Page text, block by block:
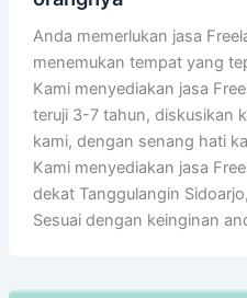
Anda memerlukan jasa
menemukan tempat yang
Kami menyediakan jasa
teruji 3-7 tahun, diskusikan
kami, dengan senang hati
Kami menyediakan jasa
dekat Tanggulangin
Sesuai dengan keinginan